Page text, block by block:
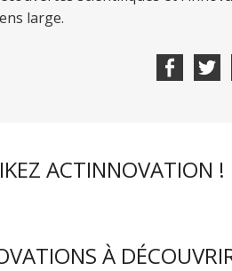
large.
ACTINNOVATION !
À